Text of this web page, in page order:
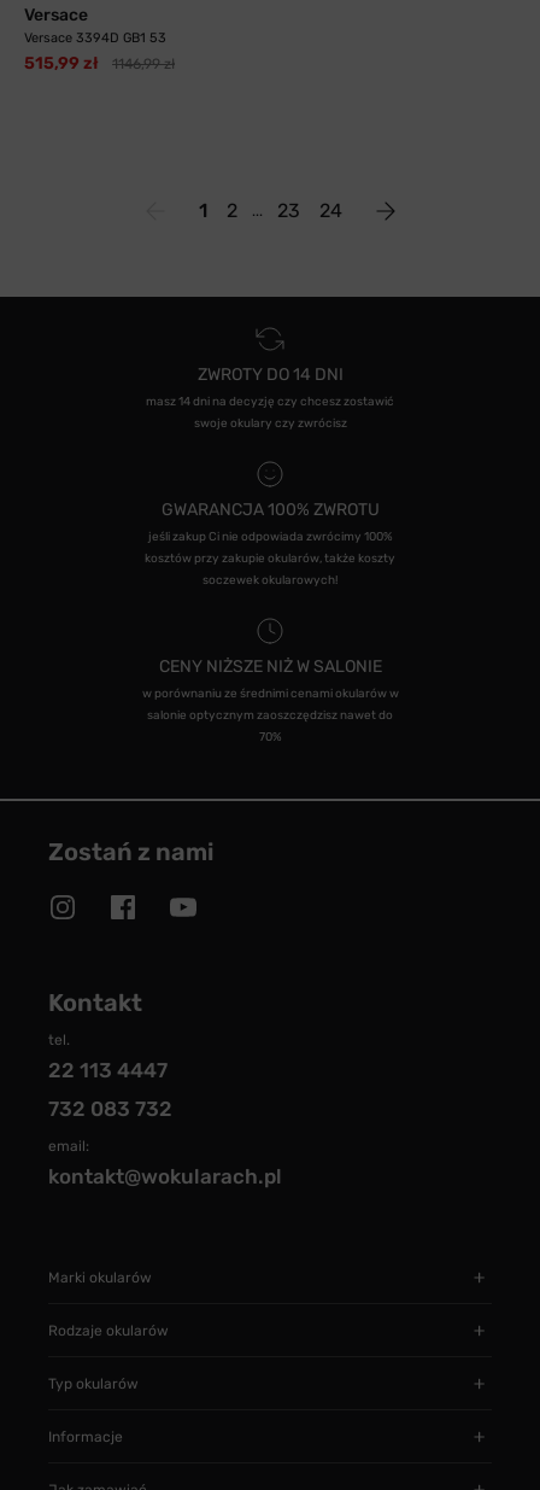
Versace
Versace 3394D GB1 53
515,99 zł 1146,99 zł
1 2 23 24
ZWROTY DO 14 DNI
masz 14 dni na decyzję czy chcesz zostawić
swoje okulary czy zwrócisz
GWARANCJA 100% ZWROTU
jeśli zakup Ci nie odpowiada zwrócimy 100%
kosztów przy zakupie okularów, także koszty
soczewek okularowych!
CENY NIŻSZE NIŻ W SALONIE
w porównaniu ze średnimi cenami okularów w
salonie optycznym zaoszczędzisz nawet do
70%
Zostań z nami
Kontakt
tel.
22 113 4447
732 083 732
email:
kontakt@wokularach.pl
Marki okularów
Rodzaje okularów
Typ okularów
Informacje